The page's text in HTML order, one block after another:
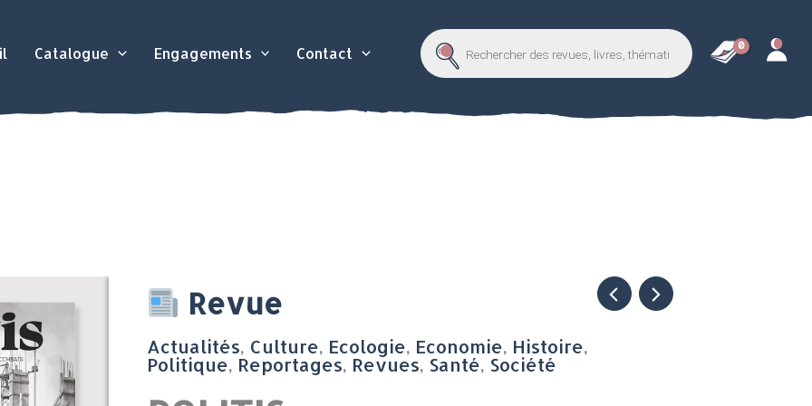
Catalogue Engagements Contact
Recherche
de
revues,
thématique...
Revue
Actualités, Culture, Ecologie, Economie, Histoire,
Politique, Reportages, Revues, Santé, Société
quantité
de
POLITIS